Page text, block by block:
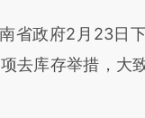
政府2月23日下
去库存举措，大